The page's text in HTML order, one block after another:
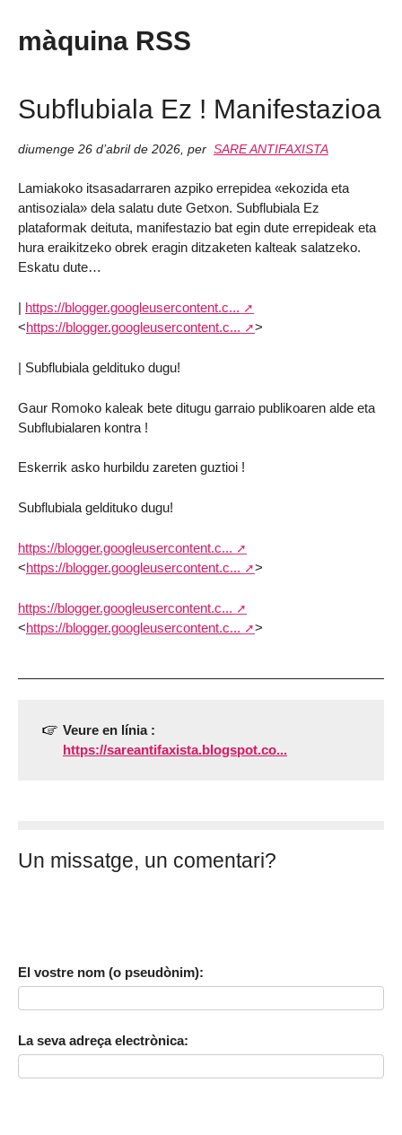
màquina RSS
Subflubiala Ez ! Manifestazioa
diumenge 26 d’abril de 2026 per SARE ANTIFAXISTA
Lamiakoko itsasadarraren azpiko errepidea «ekozida eta
antisoziala» dela salatu dute Getxon. Subflubiala Ez
plataformak deituta, manifestazio bat egin dute errepideak eta
hura eraikitzeko obrek eragin ditzaketen kalteak salatzeko.
Eskatu dute…
| https://blogger.googleusercontent.c...
<https://blogger.googleusercontent.c... >
| Subflubiala geldituko dugu!
Gaur Romoko kaleak bete ditugu garraio publikoaren alde eta
Subflubialaren kontra !
Eskerrik asko hurbildu zareten guztioi !
Subflubiala geldituko dugu!
https://blogger.googleusercontent.c...
<https://blogger.googleusercontent.c... >
https://blogger.googleusercontent.c...
<https://blogger.googleusercontent.c... >
Veure en línia :
https://sareantifaxista.blogspot.co...
Un missatge, un comentari?
El vostre nom (o pseudònim):
La seva adreça electrònica: